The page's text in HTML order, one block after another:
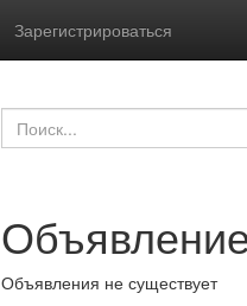
Зарегистрироваться
Объявления не существует